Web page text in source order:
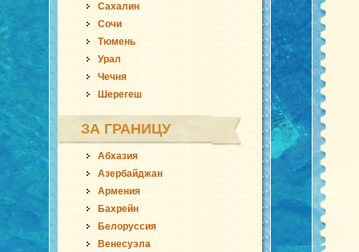
Сахалин
Сочи
Тюмень
Урал
Чечня
Шерегеш
ЗА ГРАНИЦУ
Абхазия
Азербайджан
Армения
Бахрейн
Белоруссия
Венесуэла